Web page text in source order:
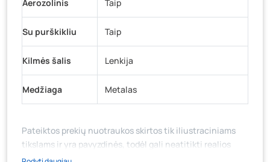
Aerozolinis Taip
Su purškikliu Taip
Kilmės šalis Lenkija
Medžiaga Metalas
Pateiktos prekių nuotraukos skirtos tik iliustraciniams
tikslams ir yra pavyzdinės, todėl gali neatitikti realios
prekių ir jų pakuotės išvaizdos, komplektacijos, spalvos ar